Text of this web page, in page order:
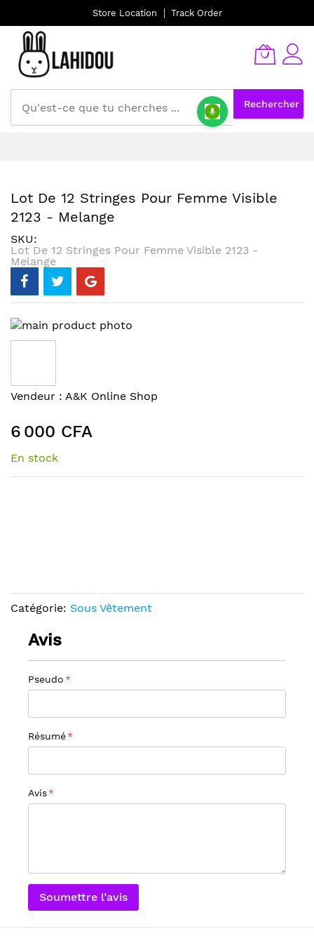
Store Location Track Order
Rechercher
Lot De 12 Stringes Pour Femme Visible
2123 - Melange
SKU
Lot De 12 Stringes Pour Femme Visible 2123 -
Melange
Skip
to
of
the
gallery
Skip
the
beginning
of
Vendeur : A&K Online Shop
6 000 CFA
En stock
Catégorie: Sous Vêtement
Avis
Pseudo
Résumé
Avis
Soumettre l’avis